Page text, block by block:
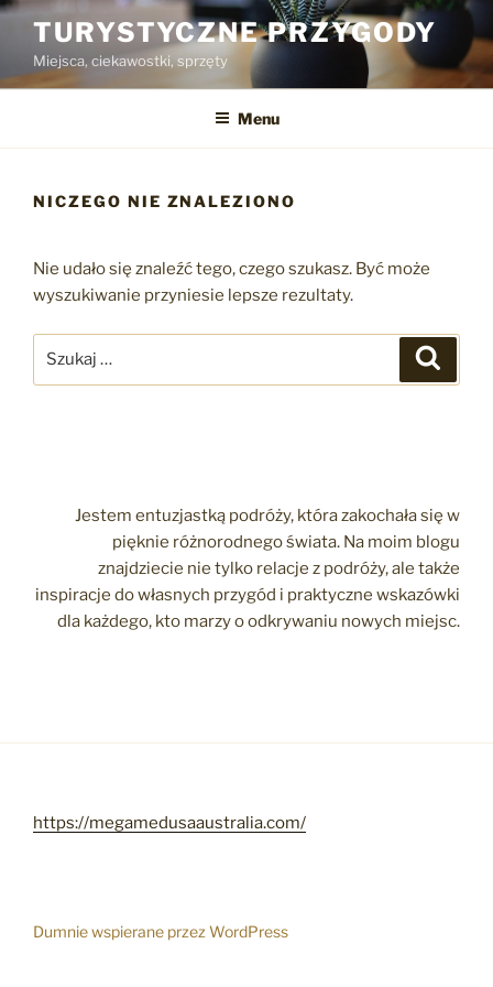
Przejdź
treści
TURYSTYCZNE PRZYGODY
Miejsca, ciekawostki, sprzęty
Menu
NICZEGO NIE ZNALEZIONO
Nie udało się znaleźć tego, czego szukasz. Być może
wyszukiwanie przyniesie lepsze rezultaty.
Jestem entuzjastką podróży, która zakochała się w
pięknie różnorodnego świata. Na moim blogu
znajdziecie nie tylko relacje z podróży, ale także
inspiracje do własnych przygód i praktyczne wskazówki
dla każdego, kto marzy o odkrywaniu nowych miejsc.
https://megamedusaaustralia.com/
Dumnie wspierane przez WordPress